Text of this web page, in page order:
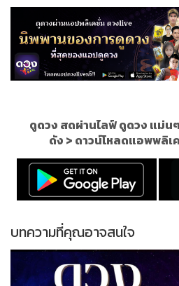
ดูดวง สดผ่านไลฟ์ ดูดวง แม่น
ดัง > ดาวน์โหลดแอพพลิเ
บทความที่คุณอาจสนใจ